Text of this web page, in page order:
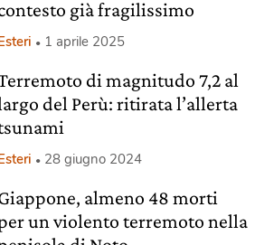
già fragilissimo
1 aprile 2025
di magnitudo 7,2 al
del Perù: ritirata l’allerta
28 giugno 2024
almeno 48 morti
un violento terremoto nella